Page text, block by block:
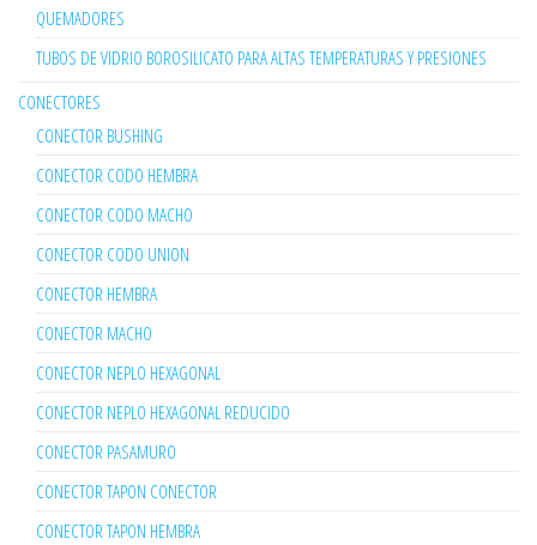
QUEMADORES
TUBOS DE VIDRIO BOROSILICATO PARA ALTAS TEMPERATURAS Y PRESIONES
CONECTORES
CONECTOR BUSHING
CONECTOR CODO HEMBRA
CONECTOR CODO MACHO
CONECTOR CODO UNION
CONECTOR HEMBRA
CONECTOR MACHO
CONECTOR NEPLO HEXAGONAL
CONECTOR NEPLO HEXAGONAL REDUCIDO
CONECTOR PASAMURO
CONECTOR TAPON CONECTOR
CONECTOR TAPON HEMBRA